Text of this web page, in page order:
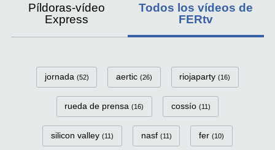
Píldoras-vídeo
Express
Todos los vídeos de
FERtv
FerTv Categorías
jornada (52) aertic (26) riojaparty (16)
rueda de prensa (16) cossío (11)
silicon valley (11) nasf (11) fer (10)